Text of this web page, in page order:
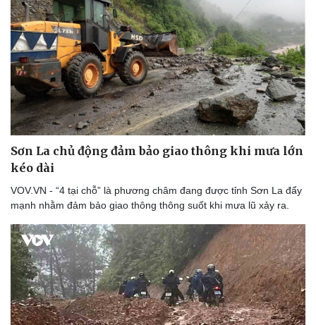
Sơn La chủ động đảm bảo giao thông khi mưa lớn
kéo dài
VOV.VN - “4 tại chỗ” là phương châm đang được tỉnh Sơn La đẩy
mạnh nhằm đảm bảo giao thông thông suốt khi mưa lũ xảy ra.